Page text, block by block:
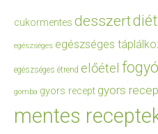
cukormentes desszert
egészséges egészséges
egészséges étrend előétel
gomba gyors recept gyors
mentes